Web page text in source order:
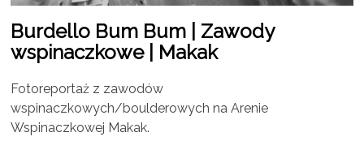
Burdello Bum Bum | Zawody
wspinaczkowe | Makak
Fotoreportaż z zawodów
wspinaczkowych/boulderowych na Arenie
Wspinaczkowej Makak.